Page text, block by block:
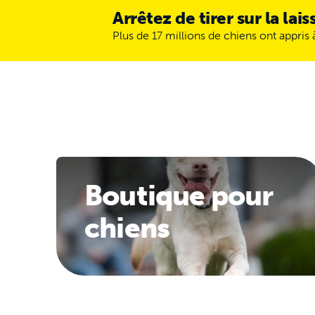
Arrêtez de tirer sur la
Plus de 17 millions de chiens ont
Boutique pour
chiens